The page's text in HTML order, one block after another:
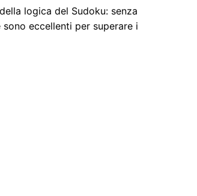
logica del Sudoku: senza
eccellenti per superare i